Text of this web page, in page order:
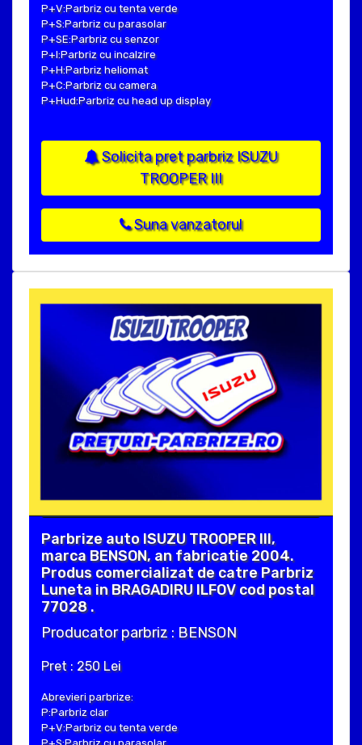
P+V:Parbriz cu tenta verde
P+S:Parbriz cu parasolar
P+SE:Parbriz cu senzor
P+I:Parbriz cu incalzire
P+H:Parbriz heliomat
P+C:Parbriz cu camera
P+Hud:Parbriz cu head up display
Solicita pret parbriz ISUZU
TROOPER III
Suna vanzatorul
Parbrize auto ISUZU TROOPER III,
marca BENSON, an fabricatie 2004.
Produs comercializat de catre Parbriz
Luneta in BRAGADIRU ILFOV cod postal
77028 .
Producator parbriz : BENSON
Pret : 250 Lei
Abrevieri parbrize:
P:Parbriz clar
P+V:Parbriz cu tenta verde